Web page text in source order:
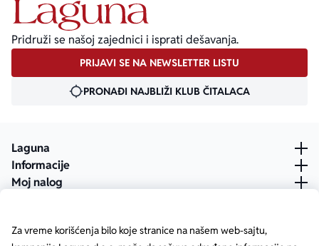
Za vreme korišćenja bilo koje stranice na našem web-sajtu,
Pridruži se našoj zajednici i isprati dešavanja.
PRIJAVI SE NA NEWSLETTER LISTU
PRONAĐI NAJBLIŽI KLUB ČITALACA
Laguna
Informacije
Moj nalog